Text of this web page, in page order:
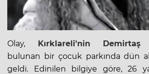
Olay, Kırklareli'nin
Demirtaş
bulunan bir çocuk parkında dün
geldi. Edinilen bilgiye göre, 26